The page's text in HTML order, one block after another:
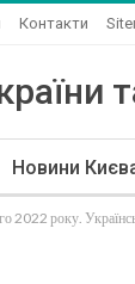
Контакти
Новини
2022 року.